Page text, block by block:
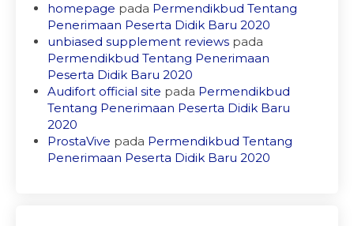
homepage pada Permendikbud Tentang
Penerimaan Peserta Didik Baru 2020
unbiased supplement reviews pada
Permendikbud Tentang Penerimaan
Peserta Didik Baru 2020
Audifort official site pada Permendikbud
Tentang Penerimaan Peserta Didik Baru
2020
ProstaVive pada Permendikbud Tentang
Penerimaan Peserta Didik Baru 2020